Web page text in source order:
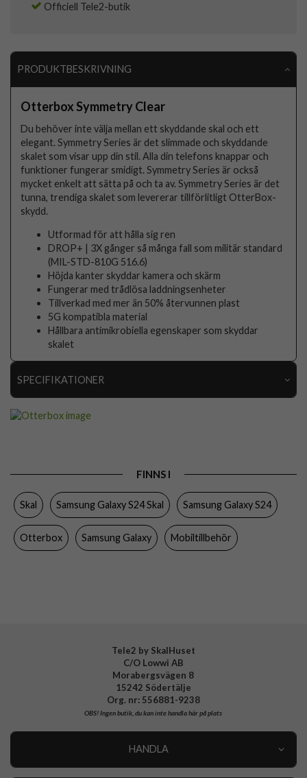
Officiell Tele2-butik
PRODUKTBESKRIVNING
Otterbox Symmetry Clear
Du behöver inte välja mellan ett skyddande skal och ett
elegant. Symmetry Series är det slimmade och skyddande
skalet som visar upp din stil. Alla din telefons knappar och
funktioner fungerar smidigt. Symmetry Series är också
mycket enkelt att sätta på och ta av. Symmetry Series är det
tunna, trendiga skalet som levererar tillförlitligt OtterBox-
skydd.
Utformad för att hålla sig ren
DROP+ | 3X gånger så många fall som militär standard
(MIL-STD-810G 516.6)
Höjda kanter skyddar kamera och skärm
Fungerar med trådlösa laddningsenheter
Tillverkad med mer än 50% återvunnen plast
5G kompatibla material
Hållbara antimikrobiella egenskaper som skyddar
skalet
SPECIFIKATIONER
Stöttålig, Trådlös laddning-kompatibel
Färg Genomskinlig
Material Hårdplast (PC), Mjukplast (TPU)
Varumärke
FINNS I
Skal Samsung Galaxy S24 Skal Samsung Galaxy S24
Otterbox Samsung Galaxy Mobiltillbehör
Tele2 by SkalHuset
C/O Lowwi AB
Morabergsvägen 8
15242 Södertälje
Org. nr: 556881-9238
OBS!Ingen butik, du kan inte handla här på plats
HANDLA